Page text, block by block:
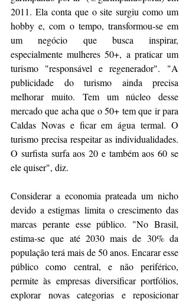
2011. Ela conta que o site surgiu como um
hobby e, com o tempo, transformou-se em
um negócio que busca inspirar,
especialmente mulheres 50+, a praticar um
turismo "responsável e regenerador". "A
publicidade do turismo ainda precisa
melhorar muito. Tem um núcleo desse
mercado que acha que o 50+ tem que ir para
Caldas Novas e ficar em água termal. O
turismo precisa respeitar as individualidades.
O surfista surfa aos 20 e também aos 60 se
ele quiser", diz.
Considerar a economia prateada um nicho
devido a estigmas limita o crescimento das
marcas perante esse público. "No Brasil,
estima-se que até 2030 mais de 30% da
população terá mais de 50 anos. Encarar esse
público como central, e não periférico,
permite às empresas diversificar portfólios,
explorar novas categorias e reposicionar